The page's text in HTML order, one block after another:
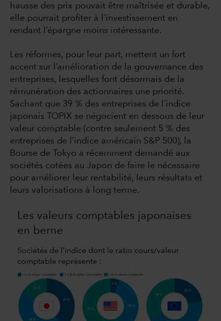
hausse des prix pouvait être maîtrisée et durable,
elle pourrait profiter à l’investissement en
rendant l’épargne moins intéressante.
Les réformes, pour leur part, mettent un fort
accent sur l’amélioration de la gouvernance des
entreprises, lesquelles font désormais de la
rémunération des actionnaires une priorité.
Sachant que 39 % des entreprises de l’indice
japonais TOPIX se négocient en dessous de leur
valeur comptable (contre seulement 5 % des
entreprises de l’indice américain S&P 500), la
Bourse de Tokyo a récemment demandé aux
sociétés cotées au Japon de faire le nécessaire
pour améliorer leur rentabilité, leurs résultats et
leurs valorisations à long terme.
Les valeurs comptables japonaises
en berne
Sociétés de l’indice dont le ratio cours/valeur
comptable représente :